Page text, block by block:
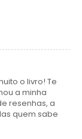
o livro! Te
a minha
resenhas, a
quem sabe